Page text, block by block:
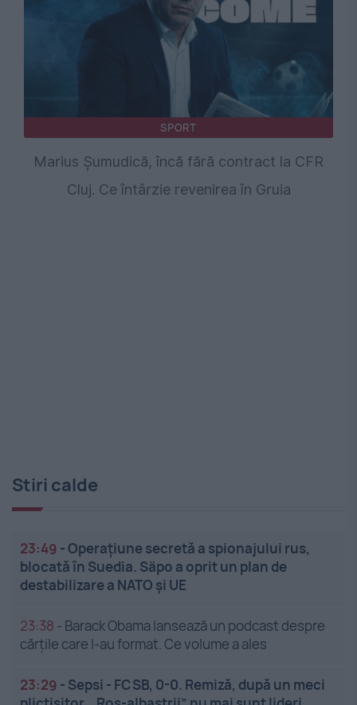
SPORT
Marius Șumudică, încă fără contract la CFR
Cluj. Ce întârzie revenirea în Gruia
Stiri calde
23:49 -Operațiune secretă a spionajului rus,
blocată în Suedia. Säpo a oprit un plan de
destabilizare a NATO și UE
23:38 - Barack Obama lansează un podcast despre
cărțile care l-au format. Ce volume a ales
23:29 - Sepsi - FCSB, 0-0. Remiză, după un meci